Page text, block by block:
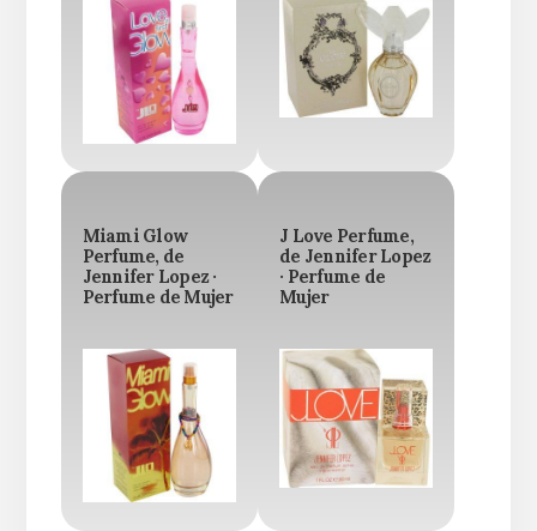
Miami Glow
Perfume, de
Jennifer Lopez ·
Perfume de Mujer
J Love Perfume,
de Jennifer Lopez
· Perfume de
Mujer